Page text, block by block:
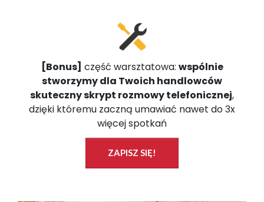
[Bonus] część warsztatowa: wspólnie
stworzymy dla Twoich handlowców
skuteczny skrypt rozmowy telefonicznej,
dzięki któremu zaczną umawiać nawet do 3x
więcej spotkań
ZAPISZ SIĘ!